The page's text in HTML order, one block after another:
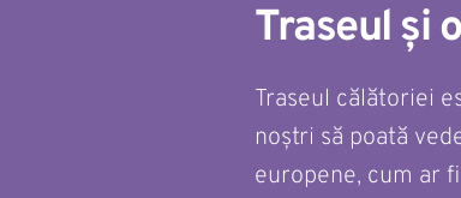
Traseul și
Traseul călătoriei
noștri să poată
europene, cum ar